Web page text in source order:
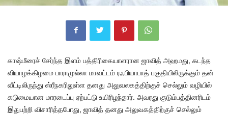
காஷ்மீரைச் சேர்ந்த இளம் பத்திரிகையாளரான ஜாவித் அஹமது, கடந்த
வியாழக்கிழமை பாராமுல்லா மாவட்டம் ரஃபியாபாத் பகுதியிலிருக்கும் தன்
வீட்டிலிருந்து ஸ்ரீநகரிலுள்ள தனது அலுவலகத்திற்குச் செல்லும் வழியில்
கடுமையான மாரடைப்பு ஏற்பட்டு உயிரிழந்தார். அவரது குடும்பத்தினரிடம்
இதுபற்றி விசாரித்தபோது, ஜாவித் தனது அலுவகத்திற்குச் செல்லும்